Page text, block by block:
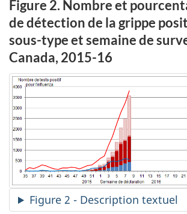
Figure 2. Nombre et
de détection de la grippe
sous-type et semaine de
Canada, 2015-16
Figure 2 - Description textuel